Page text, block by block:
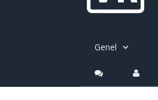
Genel